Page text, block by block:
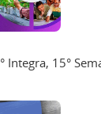
Integra, 15°